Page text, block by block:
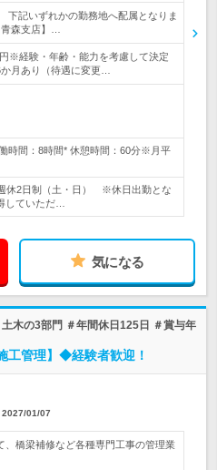
下記いずれかの勤務地へ配属となりま
森支店】…
※経験・年齢・能力を考慮して決定
月あり（待遇に変更…
時間：8時間* 休憩時間：60分※月平
休2日制（土・日） ※休日出勤とな
していただ…
気になる
木の3部門 ＃年間休日125日 ＃賞与年
工管理】◆経験者歓迎！
2027/01/07
、橋梁補修など各種専門工事の管理業